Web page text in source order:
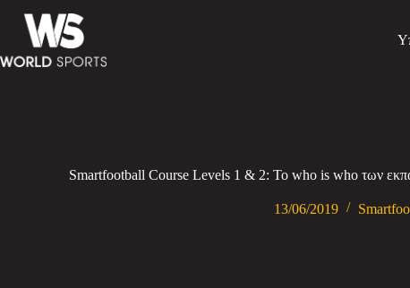
Smartfootball Course Levels 1 & 2: Το who is who των
13/06/2019